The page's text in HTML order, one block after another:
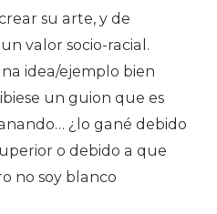
su arte, y de
valor socio-racial.
idea/ejemplo bien
un guion que es
¿lo gané debido
o debido a que
no soy blanco